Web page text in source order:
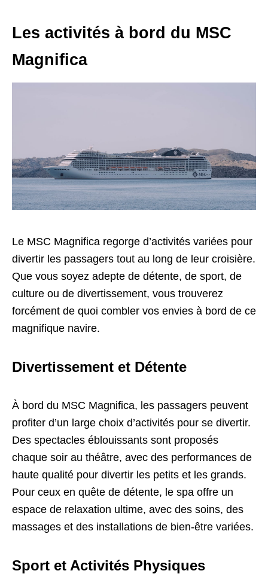
Les activités à bord du MSC
Magnifica
Le MSC Magnifica regorge d’activités variées pour
divertir les passagers tout au long de leur croisière.
Que vous soyez adepte de détente, de sport, de
culture ou de divertissement, vous trouverez
forcément de quoi combler vos envies à bord de ce
magnifique navire.
Divertissement et Détente
À bord du MSC Magnifica, les passagers peuvent
profiter d’un large choix d’activités pour se divertir.
Des spectacles éblouissants sont proposés
chaque soir au théâtre, avec des performances de
haute qualité pour divertir les petits et les grands.
Pour ceux en quête de détente, le spa offre un
espace de relaxation ultime, avec des soins, des
massages et des installations de bien-être variées.
Sport et Activités Physiques